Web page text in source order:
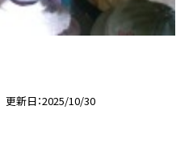
更新日 2025/10/30